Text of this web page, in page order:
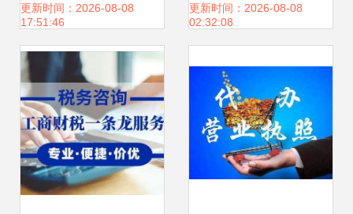
指南
更新时间：2026-08-08
17:51:46
轻装上阵
更新时间：2026-08-08
02:32:08